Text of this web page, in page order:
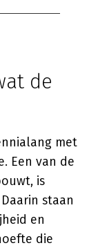
de
met
Een van de
is
Daarin staan
en
die